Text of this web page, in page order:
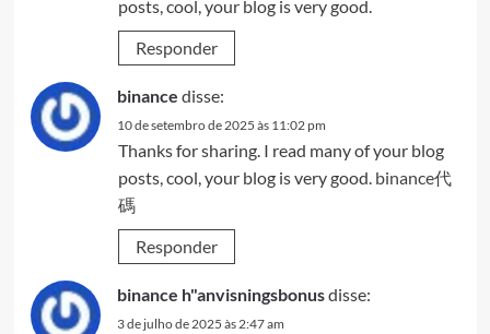
posts, cool, your blog is very good.
Responder
binance disse:
10 de setembro de 2025 às 11:02 pm
Thanks for sharing. I read many of your blog
posts, cool, your blog is very good. binance代
碼
Responder
binance h"anvisningsbonusdisse:
3 de julho de 2025 às 2:47 am